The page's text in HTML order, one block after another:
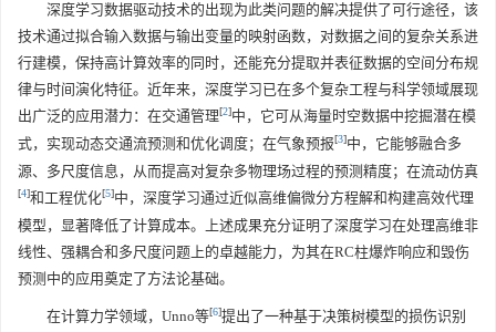
深度学习数据驱动技术的出现为此类问题的解决提供了可行途径，该
技术通过拟合输入数据与输出变量的映射函数，对数据之间的复杂关系进
行建模，保持高计算效率的同时，还能充分提取并表征数据的空间分布规
律与时间演化特征。近年来，深度学习已在多个复杂工程与科学领域展现
出广泛的应用潜力：在交通管理[2]中，它可从海量时空数据中挖掘潜在模
式，实现动态交通流预测和优化调度；在气象预报[3]中，它能够融合多
源、多尺度信息，从而提高对复杂多物理场过程的预测精度；在流动仿真
[4]和工程优化[5]中，深度学习通过近似高维偏微分方程解和构建高效代理
模型，显著降低了计算成本。上述成果充分证明了深度学习在处理高维非
线性、强耦合和多尺度问题上的卓越能力，为其在RC柱爆炸响应和毁伤
预测中的应用奠定了方法论基础。
在计算力学领域，Unno等[6]提出了一种基于决策树模型的损伤识别